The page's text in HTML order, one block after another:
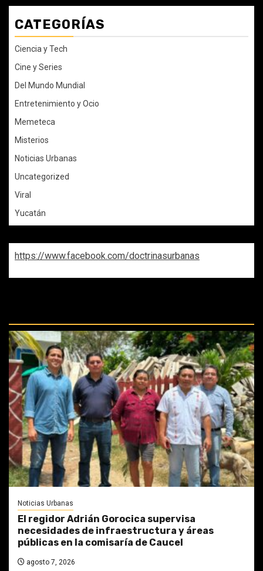
CATEGORÍAS
Ciencia y Tech
Cine y Series
Del Mundo Mundial
Entretenimiento y Ocio
Memeteca
Misterios
Noticias Urbanas
Uncategorized
Viral
Yucatán
https://www.facebook.com/doctrinasurbanas
Noticias Urbanas
El regidor Adrián Gorocica supervisa
necesidades de infraestructura y áreas
públicas en la comisaría de Caucel
agosto 7, 2026